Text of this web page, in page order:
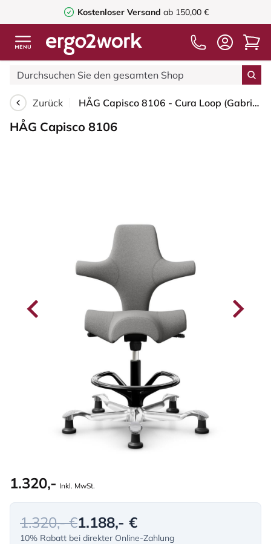
Kostenloser Versand ab 150,00 €
Zurück HÅG Capisco 8106 - Cura Loop (Gabriel) - Recyceltes Polyester - CLP60110 Light grey - Schwarz - 200 mm (Sitzhöhe 46-64cm) - Bodengleiter
HÅG Capisco 8106
1.320,- Inkl. MwSt.
1.320,- €1.188,- €
10% Rabatt bei direkter Online-Zahlung